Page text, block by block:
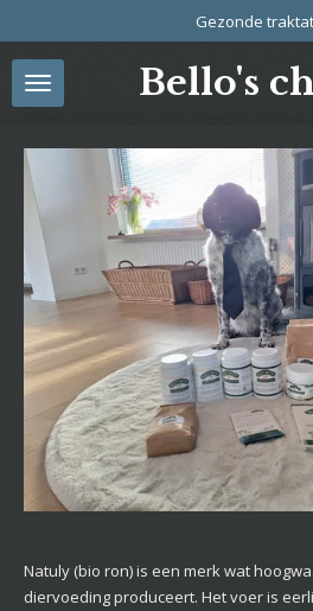
naar
de
Bello's
Gezonde
Natuly (bio ron) is een merk wat
diervoeding produceert. Het voer is